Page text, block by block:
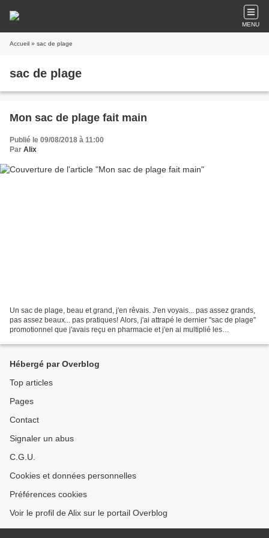
MENU
Accueil » sac de plage
sac de plage
Mon sac de plage fait main
Publié le 09/08/2018 à 11:00
Par Alix
Un sac de plage, beau et grand, j'en rêvais. J'en voyais... pas assez grands,
pas assez beaux... pas pratiques! Alors, j'ai attrapé le dernier "sac de plage"
promotionnel que j'avais reçu en pharmacie et j'en ai multiplié les
Hébergé par Overblog
Top articles
Pages
Contact
Signaler un abus
C.G.U.
Cookies et données personnelles
Préférences cookies
Voir le profil de Alix sur le portail Overblog